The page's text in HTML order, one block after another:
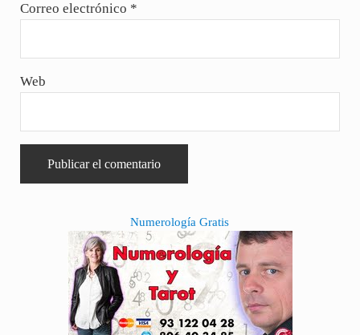
Correo electrónico *
Web
Sidebar Numerología Gratis